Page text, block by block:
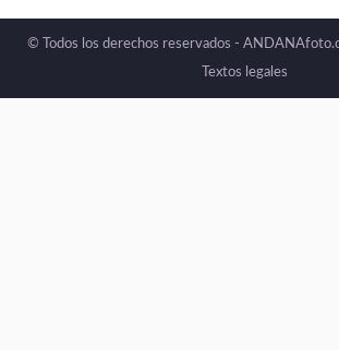
© Todos los derechos reservados -
Textos legales